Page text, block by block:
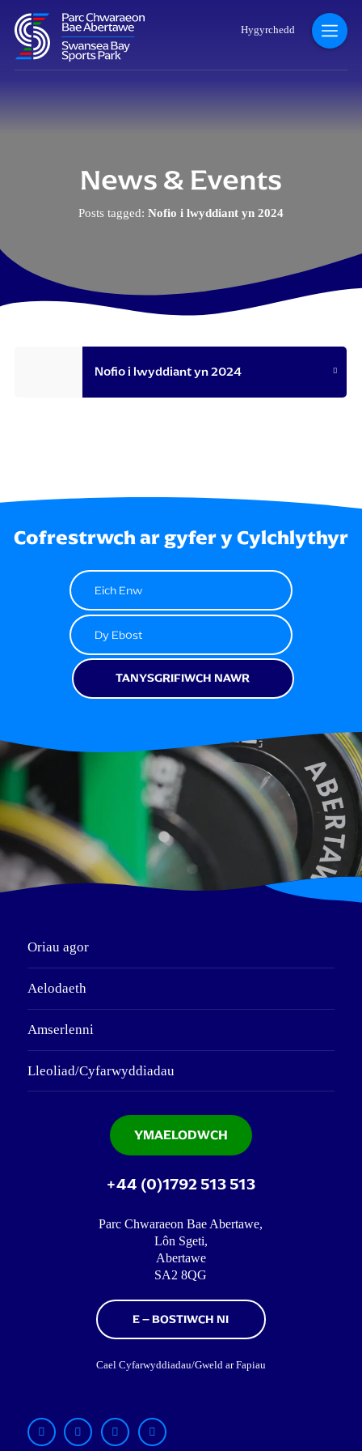
News & Events
Posts tagged: Nofio i lwyddiant yn 2024
Hygyrchedd
Nofio i lwyddiant yn 2024
Cofrestrwch ar gyfer y Cylchlythyr
YMAELODWCH
Oriau agor
Aelodaeth
Amserlenni
Lleoliad/Cyfarwyddiadau
+44 (0)1792 513 513
Parc Chwaraeon Bae Abertawe,
Lôn Sgeti,
Abertawe
SA2 8QG
E – BOSTIWCH NI
Cael Cyfarwyddiadau/Gweld ar Fapiau